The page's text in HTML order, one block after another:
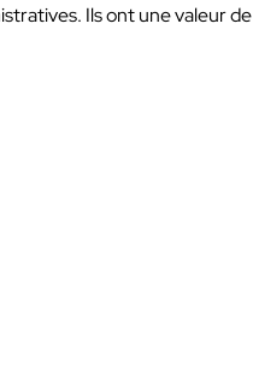
Ils ont une valeur de